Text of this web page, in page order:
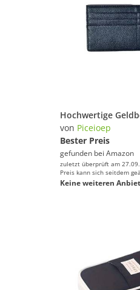
von Piceioep
Bester Preis
gefunden bei Amazon
zuletzt überprüft am
Preis kann sich seitdem
Keine weiteren